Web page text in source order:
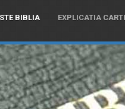
BIBLIA EXPLICATIA